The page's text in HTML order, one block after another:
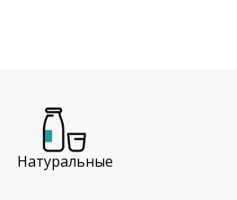
Натуральные